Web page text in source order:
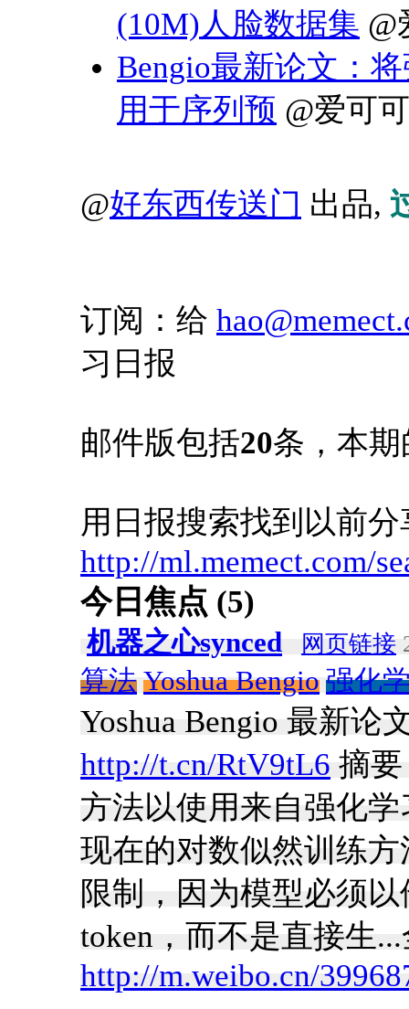
(10M)人脸数据集 @
Bengio最新论文：
用于序列预 @爱可
@好东西传送门 出品,
订阅：给
习日报
邮件版包括20条，本期
用日报搜索找到以前
http://ml.memect.com/
今日焦点 (5)
机器之心synced 网页链接
算法 Yoshua Bengio 强化
Yoshua Bengio 最新论
http://t.cn/RtV9tL6 摘
方法以使用来自强化
现在的对数似然训练
限制，因为模型必须
token，而不是直接生
http://m.weibo.cn/